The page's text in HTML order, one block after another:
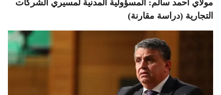
مولاي أحمد سالم: المسؤولية المدنية لمسيري الشركات
التجارية (دراسة مقارنة)